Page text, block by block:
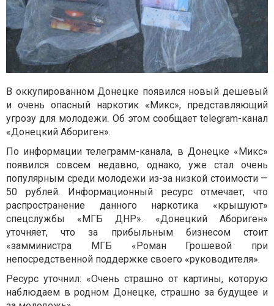
В оккупированном Донецке появился новый дешевый
и очень опасный наркотик «Микс», представляющий
угрозу для молодежи. Об этом сообщает telegram-канал
«Донецкий Абориген».
По информации телеграмм-канала, в Донецке «Микс»
появился совсем недавно, однако, уже стал очень
популярным среди молодежи из-за низкой стоимости —
50 рублей. Информационный ресурс отмечает, что
распространение данного наркотика «крышуют»
спецслужбы «МГБ ДНР». «Донецкий Абориген»
уточняет, что за прибыльным бизнесом стоит
«замминистра МГБ «Роман Грошевой при
непосредственной поддержке своего «руководителя».
Ресурс уточнил: «Очень страшно от картины, которую
наблюдаем в родном Донецке, страшно за будущее и